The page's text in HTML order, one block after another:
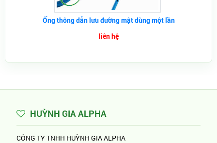
Ống thông dẫn lưu đường mật dùng một lần
liên hệ
HUỲNH GIA ALPHA
CÔNG TY TNHH HUỲNH GIA ALPHA